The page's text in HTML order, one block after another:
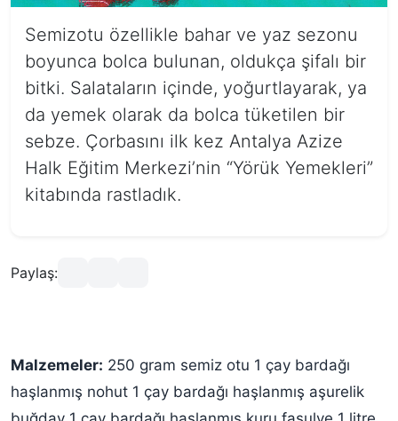
Semizotu özellikle bahar ve yaz sezonu
boyunca bolca bulunan, oldukça şifalı bir
bitki. Salataların içinde, yoğurtlayarak, ya
da yemek olarak da bolca tüketilen bir
sebze. Çorbasını ilk kez Antalya Azize
Halk Eğitim Merkezi’nin “Yörük Yemekleri”
kitabında rastladık.
Paylaş:
Malzemeler: 250 gram semiz otu 1 çay bardağı
haşlanmış nohut 1 çay bardağı haşlanmış aşurelik